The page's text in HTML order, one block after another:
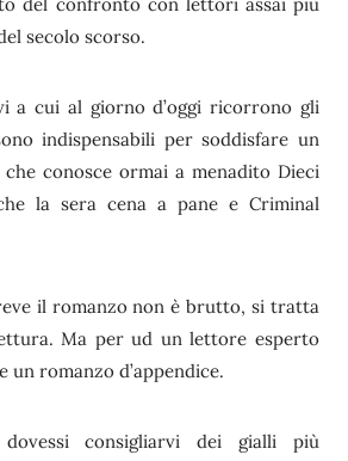
secolo scorso.
a cui al giorno d’oggi ricorrono gli
indispensabili per soddisfare un
conosce ormai a menadito Dieci
la sera cena a pane e Criminal
il romanzo non è brutto, si tratta
Ma per ud un lettore esperto
un romanzo d’appendice.
consigliarvi dei gialli più